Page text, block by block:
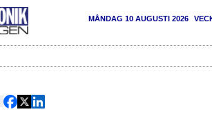
MÅNDAG 10 AUGUSTI 2026